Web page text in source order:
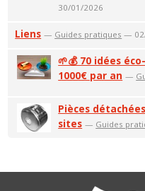
30/01/2026
Liens — Guides pratiques —
🌱💰 70 idées
1000€ par an —
Pièces
sites — Guides